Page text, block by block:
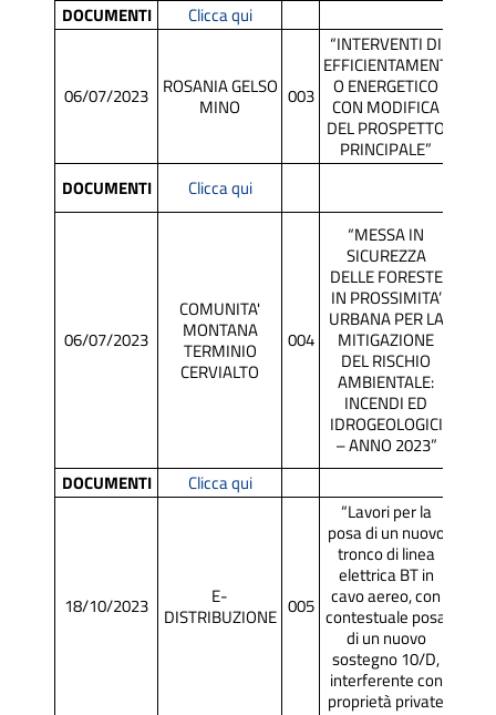
DOCUMENTI Clicca qui
06/07/2023
ROSANIA GELSO
MINO
003
“INTERVENTI DI
EFFICIENTAMENT
O ENERGETICO
CON MODIFICA
DEL PROSPETTO
PRINCIPALE”
DOCUMENTI Clicca qui
06/07/2023
COMUNITA'
MONTANA
TERMINIO
CERVIALTO
004
“MESSA IN
SICUREZZA
DELLE FORESTE
IN PROSSIMITA’
URBANA PER LA
MITIGAZIONE
DEL RISCHIO
AMBIENTALE:
INCENDI ED
IDROGEOLOGICI
– ANNO 2023”
DOCUMENTI Clicca qui
18/10/2023
E-
DISTRIBUZIONE 005
“Lavori per la
posa di un nuovo
tronco di linea
elettrica BT in
cavo aereo, con
contestuale posa
di un nuovo
sostegno 10/D,
interferente con
proprietà private